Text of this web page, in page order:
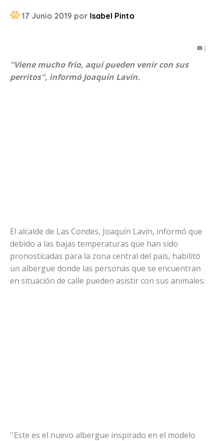
17 Junio 2019 por Isabel Pinto
|
''Viene mucho frío, aquí pueden venir con sus
perritos'', informó Joaquín Lavín.
El alcalde de Las Condes, Joaquín Lavín, informó que
debido a las bajas temperaturas que han sido
pronosticadas para la zona central del país, habilitó
un albergue donde las personas que se encuentran
en situación de calle pueden asistir con sus animales.
''Este es el nuevo albergue inspirado en el modelo